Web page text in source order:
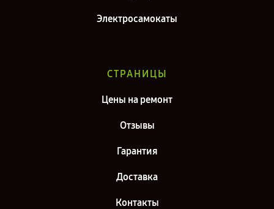
Электросамокаты
СТРАНИЦЫ
Цены на ремонт
Отзывы
Гарантия
Доставка
Контакты